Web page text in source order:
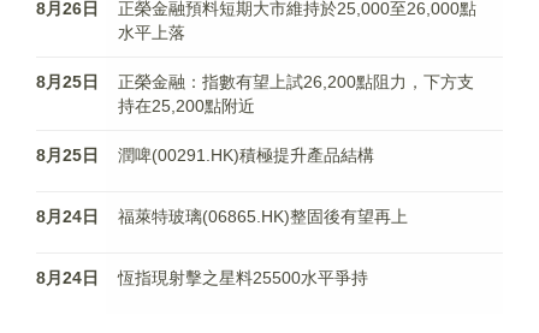
8月26日
正榮金融預料短期大市維持於25,000至26,000點
水平上落
8月25日
正榮金融：指數有望上試26,200點阻力，下方支
持在25,200點附近
8月25日 潤啤(00291.HK)積極提升產品結構
8月24日 福萊特玻璃(06865.HK)整固後有望再上
8月24日 恆指現射擊之星料25500水平爭持